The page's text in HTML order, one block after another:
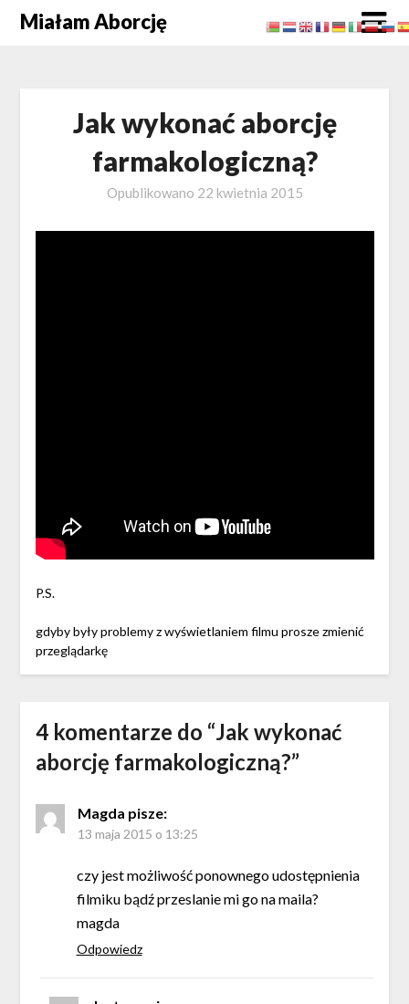
SkipMiałam Aborcję
Jak wykonać aborcję
farmakologiczną?
Opublikowano 22 kwietnia 2015
P.S.
gdyby były problemy z wyświetlaniem filmu prosze zmienić
przeglądarkę
4 komentarze do “Jak wykonać
aborcję farmakologiczną?”
Magda pisze:
13 maja 2015 o 13:25
czy jest możliwość ponownego udostępnienia
filmiku bądź przeslanie mi go na maila?
magda
Odpowiedz